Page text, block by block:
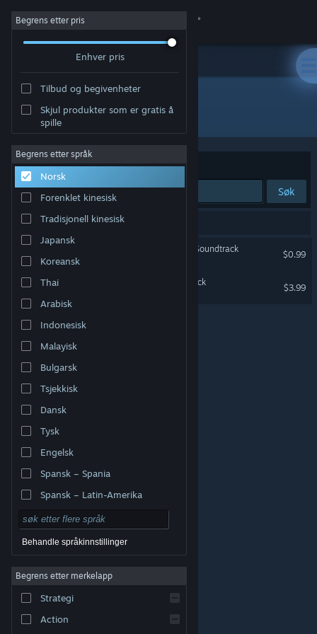
Logg inn
Om
Kundestøtte
Bytt språk
Skaff deg Steam-appen på mobil
Vis skrivebordsversjon
© Valve Corporation. Alle rettigheter reservert. Alle
Retningslinjer for personvern
Tilgjengelighet
|Steams abonnementsavtale
Refusjoner
Begrens etter pris
Enhver pris
Tilbud og begivenheter
Skjul produkter som er gratis å
spille
Begrens etter språk
Norsk
Forenklet kinesisk
Tradisjonell kinesisk
Japansk
Koreansk
Thai
Arabisk
Indonesisk
Malayisk
Bulgarsk
Tsjekkisk
Dansk
Tysk
Engelsk
Spansk – Spania
Spansk – Latin-Amerika
Behandle språkinnstillinger
Begrens etter merkelapp
Strategi
Action
Utvikler: Tom Stoffel
Sorter etter Relevans
Søk
2 treff på søket.
Blade Symphony Original Soundtrack
$0.99
Galacide Original Soundtrack
$3.99